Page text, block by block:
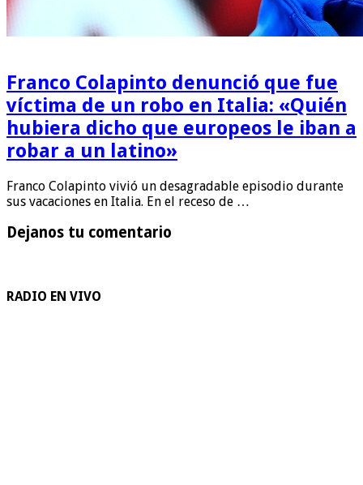
Franco Colapinto denunció que fue
víctima de un robo en Italia: «Quién
hubiera dicho que europeos le iban a
robar a un latino»
Franco Colapinto vivió un desagradable episodio durante
sus vacaciones en Italia. En el receso de …
Dejanos tu comentario
RADIO EN VIVO